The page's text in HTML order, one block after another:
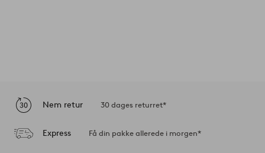
Nem retur 30 dages returret*
Express Få din pakke allerede i morgen*